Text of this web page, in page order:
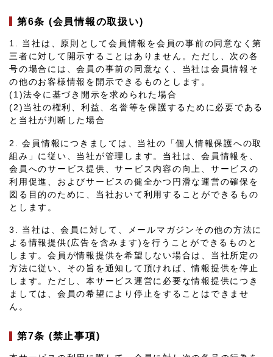
第6条 (会員情報の取扱い)
1. 当社は、原則として会員情報を会員の事前の同意なく第
三者に対して開示することはありません。ただし、次の各
号の場合には、会員の事前の同意なく、当社は会員情報そ
の他のお客様情報を開示できるものとします。
(1)法令に基づき開示を求められた場合
(2)当社の権利、利益、名誉等を保護するために必要である
と当社が判断した場合
2. 会員情報につきましては、当社の「個人情報保護への取
組み」に従い、当社が管理します。当社は、会員情報を、
会員へのサービス提供、サービス内容の向上、サービスの
利用促進、およびサービスの健全かつ円滑な運営の確保を
図る目的のために、当社おいて利用することができるもの
とします。
3. 当社は、会員に対して、メールマガジンその他の方法に
よる情報提供(広告を含みます)を行うことができるものと
します。会員が情報提供を希望しない場合は、当社所定の
方法に従い、その旨を通知して頂ければ、情報提供を停止
します。ただし、本サービス運営に必要な情報提供につき
ましては、会員の希望により停止をすることはできませ
ん。
第7条 (禁止事項)